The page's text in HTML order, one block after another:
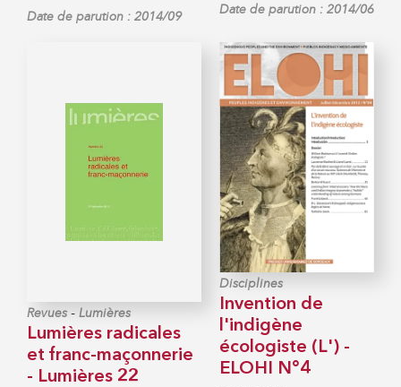
Date de parution : 2014/09
Date de parution : 2014/06
Revues - Lumières
Lumières radicales
et franc-maçonnerie
- Lumières 22
Disciplines
Invention de
l'indigène
écologiste (L') -
ELOHI N°4